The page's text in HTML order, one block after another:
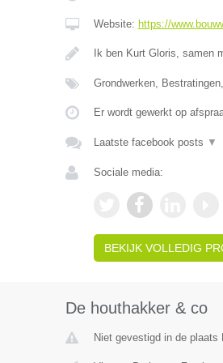
Website: https://
Ik ben Kurt Gloris, samen
Grondwerken,
Er wordt gewerkt op
Laatste facebook posts ▼
Sociale media:
BEKIJK VOLLEDIG
De houthakker & co
Niet gevestigd in de